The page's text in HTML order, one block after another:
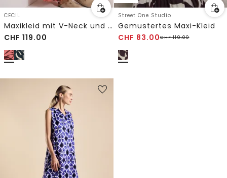
CECIL
Maxikleid mit V-Neck und Print
CHF 119.00
Street One Studio
Gemustertes Maxi-Kleid
CHF 83.00CHF119.00